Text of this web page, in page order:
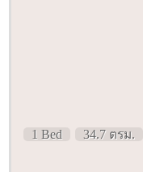
1 Bed 34.7 ตรม.